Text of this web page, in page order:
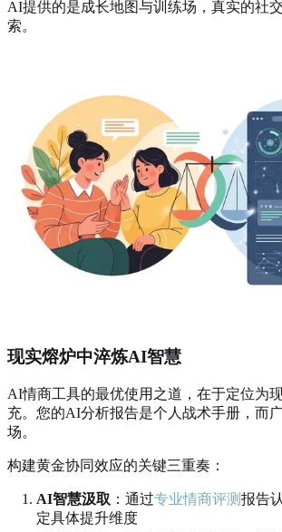
AI提供的是成长地图与训练场，真实的社
索。
现实熔炉中淬炼AI智慧
AI情商工具的最优使用之道，在于定位为
充。您的AI分析报告是个人战术手册，而
场。
构建黄金协同效应的关键三重奏：
AI智慧汲取 ：通过专业情商评测报告
定具体提升维度